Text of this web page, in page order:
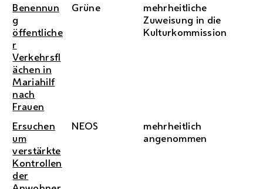
Benennun
g
öffentliche
r
Verkehrsfl
ächen in
Mariahilf
nach
Frauen
Grüne
mehrheitliche
Zuweisung in die
Kulturkommission
Ersuchen
um
verstärkte
Kontrollen
der
NEOS
mehrheitlich
angenommen